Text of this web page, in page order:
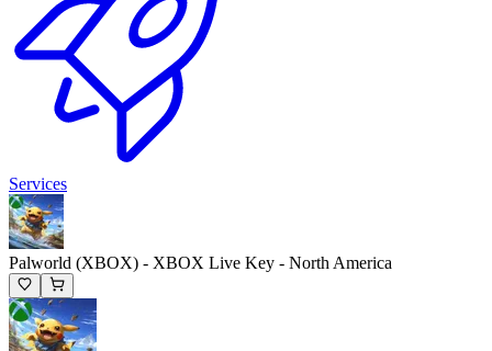
Services
Palworld (XBOX) - XBOX Live Key - North America